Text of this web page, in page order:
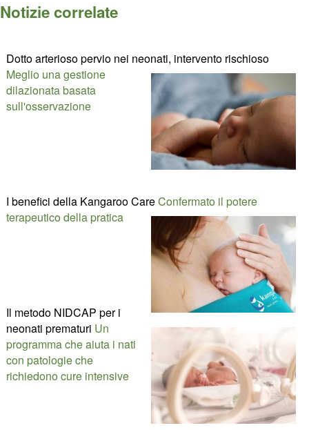
Notizie correlate
Dotto arterioso pervio nei neonati, intervento rischioso
Meglio una gestione
dilazionata basata
sull'osservazione
I benefici della Kangaroo CareConfermato il potere
terapeutico della pratica
Il metodo NIDCAP per i
neonati prematuri Un
programma che aiuta i nati
con patologie che
richiedono cure intensive